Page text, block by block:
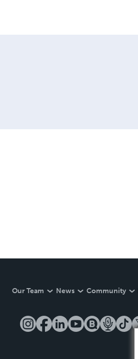
Our Team News Community